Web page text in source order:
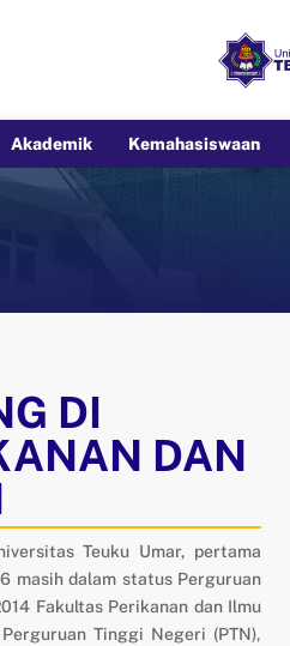
Akademik Kemahasiswaan
DI
DAN
Teuku Umar, pertama
masih dalam status Perguruan
Fakultas Perikanan dan Ilmu
Tinggi Negeri (PTN),